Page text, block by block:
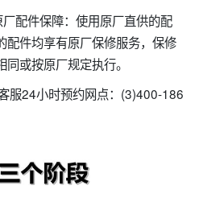
配件保障：使用原厂直供的配
配件均享有原厂保修服务，保修
或按原厂规定执行。
服24小时预约网点：(3)400-186